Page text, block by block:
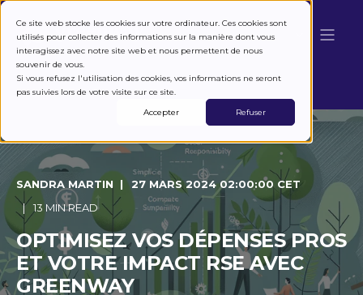
Ce site web stocke les cookies sur votre ordinateur. Ces cookies sont
utilisés pour collecter des informations sur la manière dont vous
interagissez avec notre site web et nous permettent de nous
souvenir de vous.
Si vous refusez l'utilisation des cookies, vos informations ne seront
pas suivies lors de votre visite sur ce site.
Accepter
Refuser
SANDRA MARTIN
27 MARS 2024 02:00:00 CET
13 MIN READ
OPTIMISEZ VOS DÉPENSES PROS
ET VOTRE IMPACT RSE AVEC
GREENWAY